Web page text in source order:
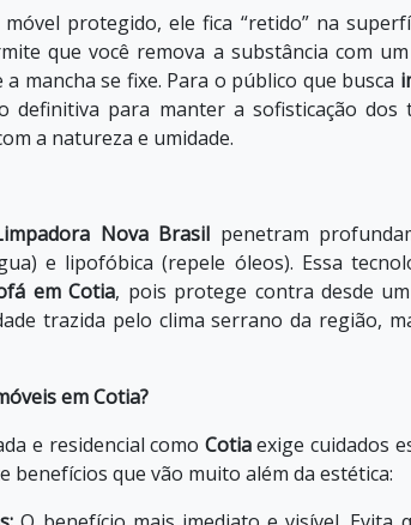
protegido, ele fica “retido” na
que você remova a substância com
mancha se fixe. Para o público que busca
definitiva para manter a sofisticação dos
a natureza e umidade.
Nova Brasil penetram
e lipofóbica (repele óleos). Essa
em Cotia, pois protege contra desde
trazida pelo clima serrano da região,
em Cotia?
e residencial como Cotiaexige cuidados
benefícios que vão muito além da estética: